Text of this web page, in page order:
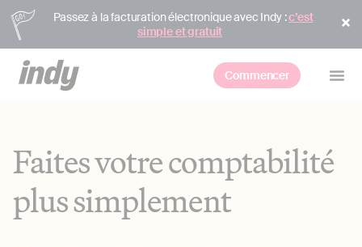
Passez à la facturation électronique avec Indy :c’est
simple et gratuit
Commencer
Faites votre comptabilité
plus simplement